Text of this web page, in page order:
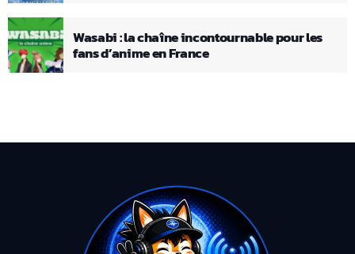
Wasabi : la chaîne incontournable pour les
fans d’anime en France